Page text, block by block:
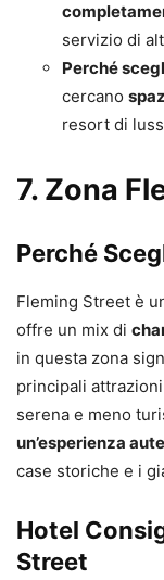
servizio di
Perché
cercano
resort di
7. Zona
Perché
Fleming Street è
offre un mix di
in questa zona
principali
serena e meno
un’esperienza
case storiche e i
Hotel
Street